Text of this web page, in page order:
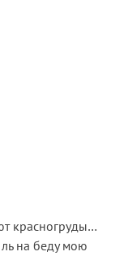
красногруды…
на беду мою